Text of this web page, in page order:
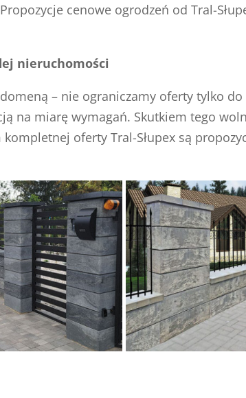
cenowe ogrodzeń od Tral-
nieruchomości
– nie ograniczamy oferty tylko
na miarę wymagań. Skutkiem tego
oferty Tral-Słupex są